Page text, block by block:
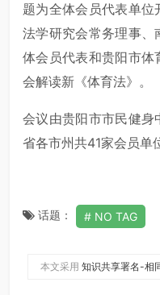
题为全体会员代表单
法学研究会常务理事、
体会员代表和贵阳市
会解读新《体育法》。
会议由贵阳市市民健身
省各市州共41家会员单
话题： NO TAG
本文采用 知识共享署名-相